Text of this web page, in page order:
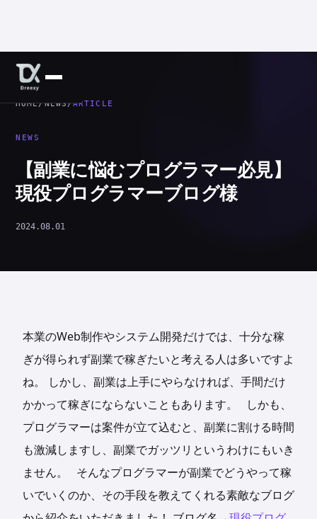
HOME/NEWS/ARTICLE
NEWS
【副業に悩むプログラマー必見】
現役プログラマーブログ様
2024.08.01
本業のWeb制作やシステム開発だけでは、十分な稼
ぎが得られず副業で稼ぎたいと考える人は多いですよ
ね。
しかし、副業は上手にやらなければ、手間だけ
かかって稼ぎにならないこともあります。
しかも、
プログラマーは案件が立て込むと、副業に割ける時間
も激減しますし、副業でガッツリというわけにもいき
ません。
そんなプログラマーが副業でどうやって稼
いでいくのか、その手段を教えてくれる素敵なブログ